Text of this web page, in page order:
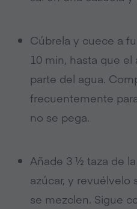
Cúbrela y cuece a
10 min, hasta que
parte del agua.
frecuentemente
no se pega.
Añade 3 ½ taza de
azúcar, y revuélvelo
se mezclen. Sigue